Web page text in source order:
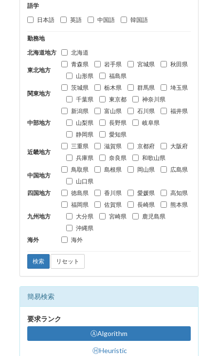
語学
日本語
英語 中国語 韓国語
勤務地
北海道地方
北海道
東北地方
青森県 岩手県 宮城県
秋田県
山形県
福島県
関東地方
茨城県 栃木県 群馬県
埼玉県
千葉県
東京都 神奈川県
中部地方
新潟県 富山県 石川県
福井県
山梨県
長野県
岐阜県
静岡県
愛知県
近畿地方
三重県 滋賀県 京都府
大阪府
兵庫県
奈良県 和歌山県
中国地方
鳥取県 島根県 岡山県
広島県
山口県
四国地方
徳島県 香川県 愛媛県 高知県
九州地方
福岡県 佐賀県 長崎県
熊本県
大分県
宮崎県
鹿児島県
沖縄県
海外
海外
検索 リセット
簡易検索
要求ランク
ⒶAlgorithm
ⒽHeuristic